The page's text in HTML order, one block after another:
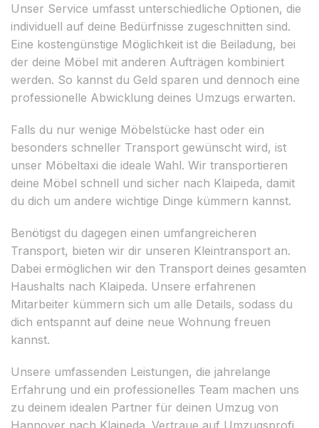
Unser Service umfasst unterschiedliche Optionen, die
individuell auf deine Bedürfnisse zugeschnitten sind.
Eine kostengünstige Möglichkeit ist die Beiladung, bei
der deine Möbel mit anderen Aufträgen kombiniert
werden. So kannst du Geld sparen und dennoch eine
professionelle Abwicklung deines Umzugs erwarten.
Falls du nur wenige Möbelstücke hast oder ein
besonders schneller Transport gewünscht wird, ist
unser Möbeltaxi die ideale Wahl. Wir transportieren
deine Möbel schnell und sicher nach Klaipeda, damit
du dich um andere wichtige Dinge kümmern kannst.
Benötigst du dagegen einen umfangreicheren
Transport, bieten wir dir unseren Kleintransport an.
Dabei ermöglichen wir den Transport deines gesamten
Haushalts nach Klaipeda. Unsere erfahrenen
Mitarbeiter kümmern sich um alle Details, sodass du
dich entspannt auf deine neue Wohnung freuen
kannst.
Unsere umfassenden Leistungen, die jahrelange
Erfahrung und ein professionelles Team machen uns
zu deinem idealen Partner für deinen Umzug von
Hannover nach Klaipeda. Vertraue auf Umzugsprofi